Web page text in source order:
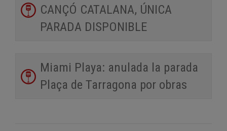
CANÇÓ CATALANA, ÚNICA
PARADA DISPONIBLE
Miami Playa: anulada la parada
Plaça de Tarragona por obras